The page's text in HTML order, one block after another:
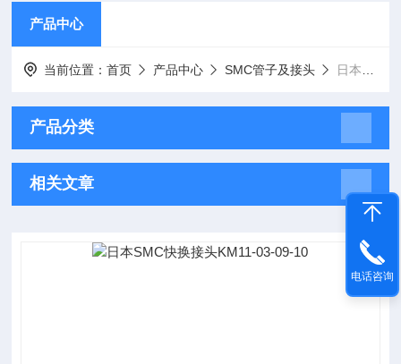
产品中心
当前位置：首页 产品中心 SMC管子及接头 日本SMC快换接头
产品分类
相关文章
电话咨询